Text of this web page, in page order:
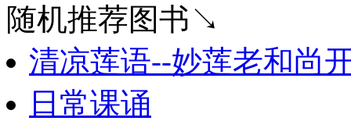
随机推荐图书↘
清凉莲语--妙莲老和尚
日常课诵